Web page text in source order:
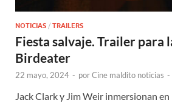
NOTICIAS / TRAILERS
Fiesta salvaje. Trailer para
Birdeater
22 mayo, 2024 - porCine maldito noticias -
Jack Clark y Jim Weir inmersionan